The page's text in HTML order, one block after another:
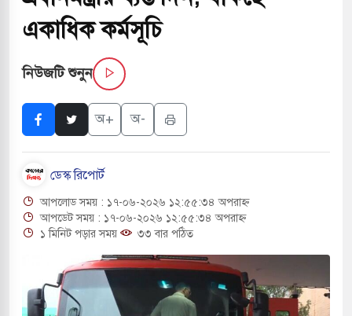
৬ শ্রমিক নিহত, আহত ১৫
শব্দদূষণ নিয়ন্ত্রণে দেড় হাজার মসজিদ থেকে মাইক
বন্দুকধারীর গুলিতে শিক্ষক নিহত, হামলাকারীর আত্মহত্যা
মধ্যপ্রাচ্যে ব্ল্যাকআউটের কঠোর হুঁশিয়ারি ইরানের
বিমানবন্দরের নিরাপত্তা তল্লাশিতে ছাড় দেওয়া হবে না:
দক্ষিণ কোরিয়ার বন্দি ২৫ শতাংশ বেড়েছে
থাকুক বা না থাকুক, ইরানে একক সামরিক পদক্ষেপের
একাধিক কর্মসূচি
নিউজটি শুনুন
অ+ অ-
ডেস্ক রিপোর্ট
আপলোড সময় : ১৭-০৬-২০২৬ ১২:৫৫:৩৪ অপরাহ্ন
আপডেট সময় : ১৭-০৬-২০২৬ ১২:৫৫:৩৪ অপরাহ্ন
১ মিনিট পড়ার সময়
৩৩ বার পঠিত